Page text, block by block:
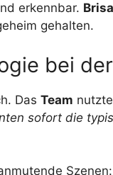
erkennbar.
gehalten.
bei
Das Team
sofort die